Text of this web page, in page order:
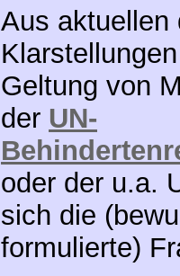
Aus aktuellen
Geltung von
der UN-
oder der u.a.
sich die
formulierte)